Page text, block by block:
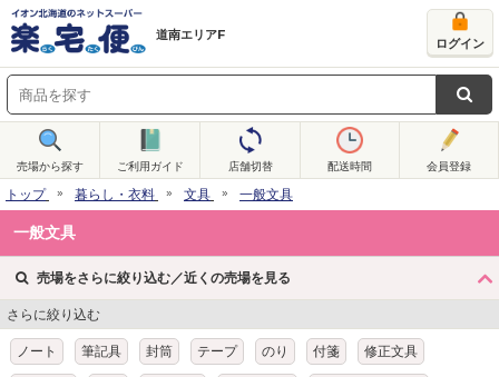
道南エリアF
ログイン
売場から探す ご利用ガイド 店舗切替 配送時間 会員登録
トップ 暮らし・衣料 文具 一般文具
一般文具
売場をさらに絞り込む／近くの売場を見る
さらに絞り込む
ノート 筆記具 封筒 テープ のり 付箋 修正文具